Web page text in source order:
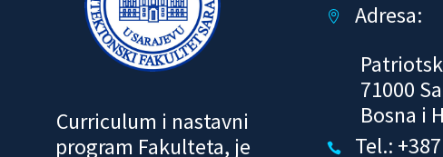
Curriculum i nastavni
program Fakulteta, je


Adresa:
71000
Bosna i

 Tel.: